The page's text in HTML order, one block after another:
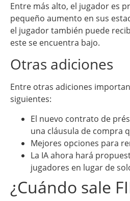
Entre más alto, el jugador es
pequeño aumento en sus
el jugador también puede
este se encuentra bajo.
Otras adiciones
Entre otras adiciones
siguientes:
El nuevo contrato de
una cláusula de compra
Mejores opciones para
La IA ahora hará
jugadores en lugar de
¿Cuándo sale